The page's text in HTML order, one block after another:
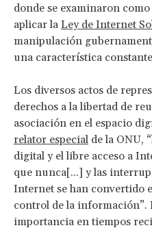
donde se examinaron
aplicar la Ley de Internet
manipulación
una característica
Los diversos actos de
derechos a la libertad de
asociación en el espacio
relator especial de la ONU,
digital y el libre acceso a
que nunca[...] y las
Internet se han convertido
control de la información”.
importancia en tiempos